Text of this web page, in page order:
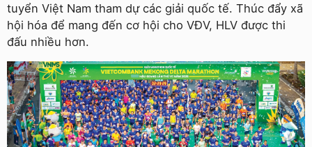
tuyển Việt Nam tham dự các giải quốc tế. Thúc đẩy xã
hội hóa để mang đến cơ hội cho VĐV, HLV được thi
đấu nhiều hơn.